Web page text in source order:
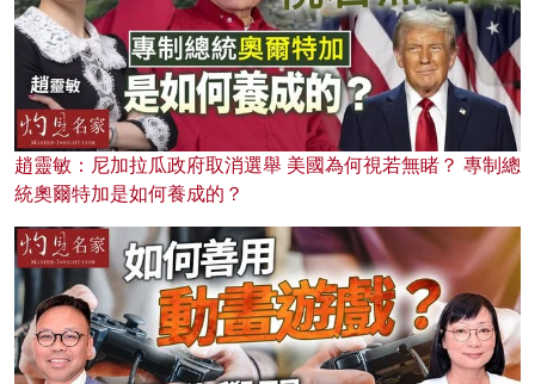
趙靈敏：尼加拉瓜政府取消選舉 美國為何視若無睹？ 專制總
統奧爾特加是如何養成的？